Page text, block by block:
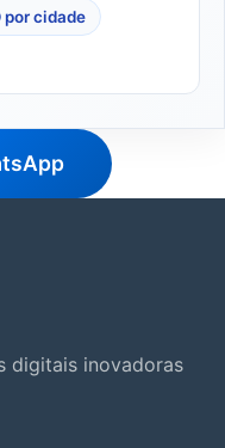
por cidade
digitais inovadoras